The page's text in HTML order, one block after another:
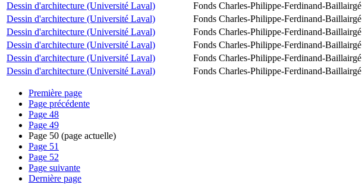
Dessin d'architecture (Université Laval)
Fonds Charles-Philippe-Ferdinand-Baillairgé
Dessin d'architecture (Université Laval)
Fonds Charles-Philippe-Ferdinand-Baillairgé
Dessin d'architecture (Université Laval)
Fonds Charles-Philippe-Ferdinand-Baillairgé
Dessin d'architecture (Université Laval)
Fonds Charles-Philippe-Ferdinand-Baillairgé
Dessin d'architecture (Université Laval)
Fonds Charles-Philippe-Ferdinand-Baillairgé
Dessin d'architecture (Université Laval)
Fonds Charles-Philippe-Ferdinand-Baillairgé
Première page
Page précédente
Page 48
Page 49
Page 50 (page actuelle)
Page 51
Page 52
Page suivante
Dernière page